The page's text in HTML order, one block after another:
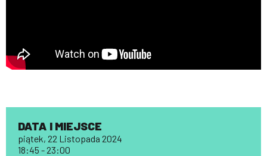
DATA I MIEJSCE
piątek, 22 Listopada 2024
18:45 - 23:00